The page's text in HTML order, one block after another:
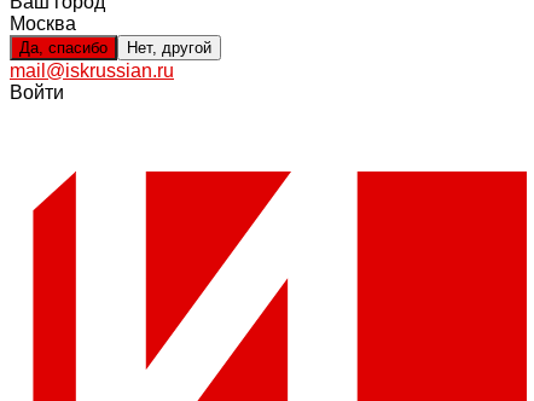
Москва
Да, спасибо Нет, другой
mail@iskrussian.ru
Войти